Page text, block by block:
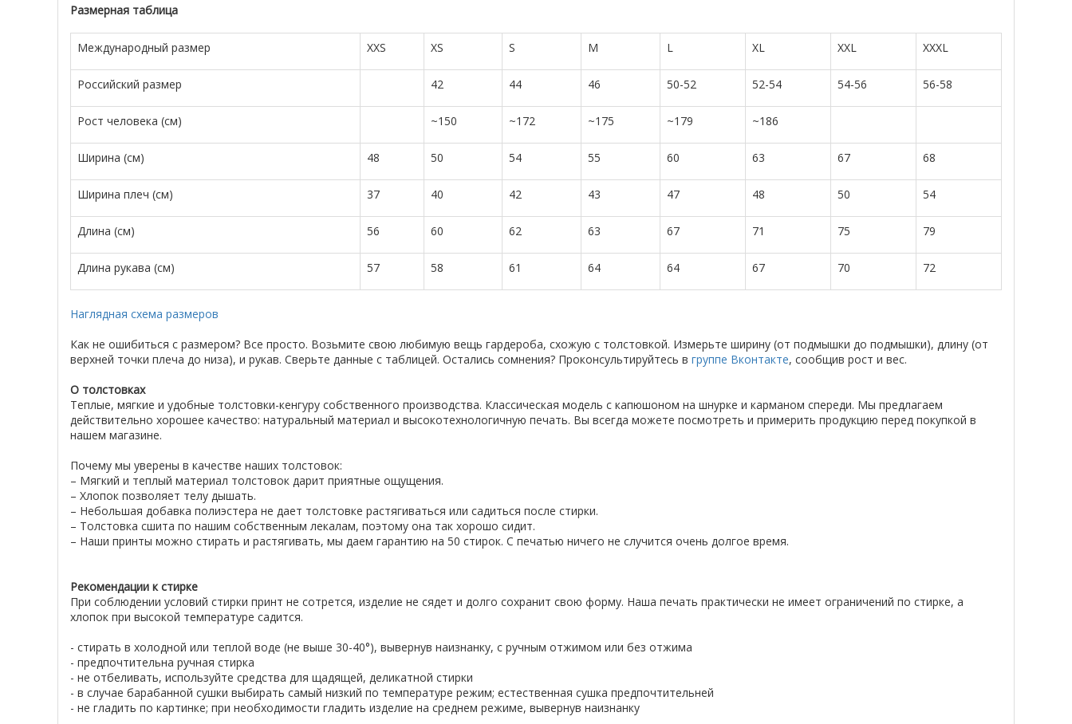
Размерная таблица
Международный размер XXS XS S M L XL XXL XXXL
Российский размер 42 44 46 50-52 52-54 54-56 56-58
Рост человека (см) ~150 ~172 ~175 ~179 ~186
Ширина (см) 48 50 54 55 60 63 67 68
Ширина плеч (см) 37 40 42 43 47 48 50 54
Длина (см) 56 60 62 63 67 71 75 79
Длина рукава (см) 57 58 61 64 64 67 70 72
Наглядная схема размеров
Как не ошибиться с размером? Все просто. Возьмите свою любимую вещь гардероба, схожую с толстовкой. Измерьте ширину (от подмышки до подмышки), длину (от
верхней точки плеча до низа), и рукав. Сверьте данные с таблицей. Остались сомнения? Проконсультируйтесь в группе Вконтакте, сообщив рост и вес.
О толстовках
Теплые, мягкие и удобные толстовки-кенгуру собственного производства. Классическая модель с капюшоном на шнурке и карманом спереди. Мы предлагаем
действительно хорошее качество: натуральный материал и высокотехнологичную печать. Вы всегда можете посмотреть и примерить продукцию перед покупкой в
нашем магазине.
Почему мы уверены в качестве наших толстовок:
– Мягкий и теплый материал толстовок дарит приятные ощущения.
– Хлопок позволяет телу дышать.
– Небольшая добавка полиэстера не дает толстовке растягиваться или садиться после стирки.
– Толстовка сшита по нашим собственным лекалам, поэтому она так хорошо сидит.
– Наши принты можно стирать и растягивать, мы даем гарантию на 50 стирок. С печатью ничего не случится очень долгое время.
Рекомендации к стирке
При соблюдении условий стирки принт не сотрется, изделие не сядет и долго сохранит свою форму. Наша печать практически не имеет ограничений по стирке, а
хлопок при высокой температуре садится.
- стирать в холодной или теплой воде (не выше 30-40°), вывернув наизнанку, с ручным отжимом или без отжима
- предпочтительна ручная стирка
- не отбеливать, используйте средства для щадящей, деликатной стирки
- в случае барабанной сушки выбирать самый низкий по температуре режим; естественная сушка предпочтительней
- не гладить по картинке; при необходимости гладить изделие на среднем режиме, вывернув наизнанку